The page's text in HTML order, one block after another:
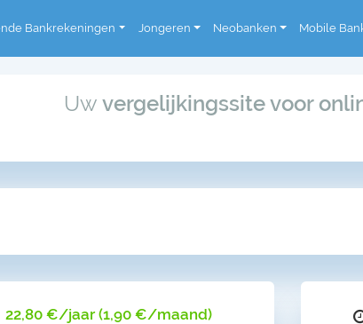
Bankrekeningen Jongeren Neobanken Mobile
Uw vergelijkingssite voor
22,80 €/jaar (1,90 €/maand)